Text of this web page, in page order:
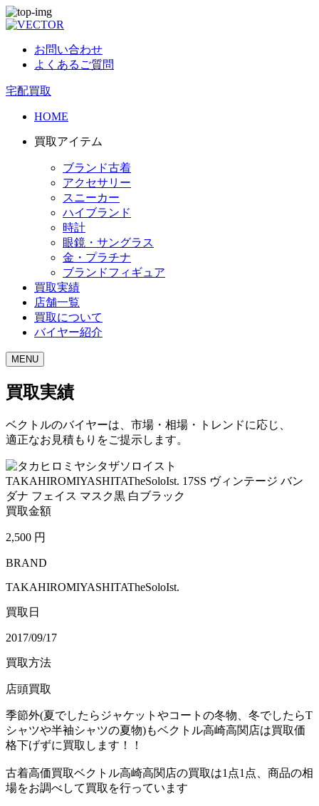
お問い合わせ
よくあるご質問
宅配買取
HOME
買取アイテム
ブランド古着
アクセサリー
スニーカー
ハイブランド
時計
眼鏡・サングラス
金・プラチナ
ブランドフィギュア
買取実績
店舗一覧
買取について
バイヤー紹介
MENU
買取実績
ベクトルのバイヤーは、市場・相場・トレンドに応じ、
適正なお見積もりをご提示します。
買取金額
2,500 円
BRAND
TAKAHIROMIYASHITATheSoloIst.
買取日
2017/09/17
買取方法
店頭買取
季節外(夏でしたらジャケットやコートの冬物、冬でしたらT
シャツや半袖シャツの夏物)もベクトル高崎高関店は買取価
格下げずに買取します！！
古着高価買取ベクトル高崎高関店の買取は1点1点、商品の相
場をお調べして買取を行っています